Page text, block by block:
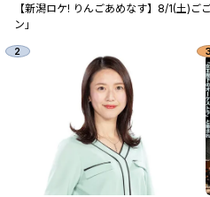
【新潟ロケ! りんごあめなす】8/1(土)
ン」